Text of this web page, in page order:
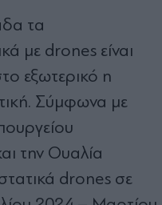
τα
με drones είναι
εξωτερικό η
Σύμφωνα με
την Ουαλία
drones σε